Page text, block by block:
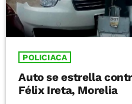
POLICIACA
Auto se estrella
Félix Ireta, Morelia